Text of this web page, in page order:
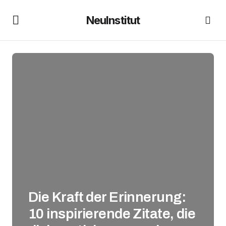
NeuInstitut
Die Kraft der Erinnerung:
10 inspirierende Zitate, die